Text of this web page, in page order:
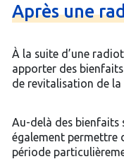
Aprèsune
À la suite d’une
apporter des
de revitalisation de
Au-delà des bienfaits
également permettre
période